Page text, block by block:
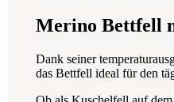
Merino Bettfell
Dank seiner
das Bettfell ideal für den